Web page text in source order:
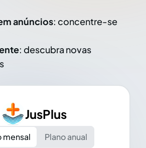
anúncios: concentre-se
: descubra novas
JusPlus
mensal
Plano anual